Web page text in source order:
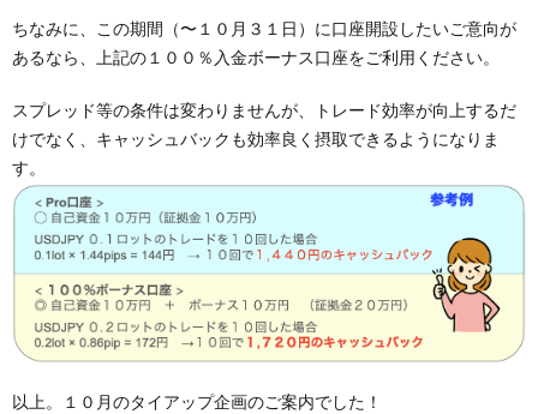
ちなみに、この期間（〜１０月３１日）に口座開設したいご意向が
あるなら、上記の１００％入金ボーナス口座をご利用ください。
スプレッド等の条件は変わりませんが、トレード効率が向上するだ
けでなく、キャッシュバックも効率良く摂取できるようになりま
す。
以上。１０月のタイアップ企画のご案内でした！